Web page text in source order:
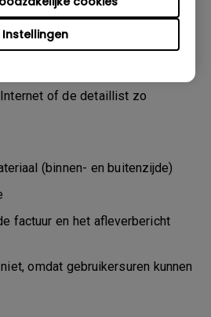
Instellingen
wij u van tevoren de
te hebben.
vinden of de schade is ontstaan
of de detaillist zo
(binnen- en buitenzijde)
factuur en het afleverbericht
omdat gebruikersuren kunnen